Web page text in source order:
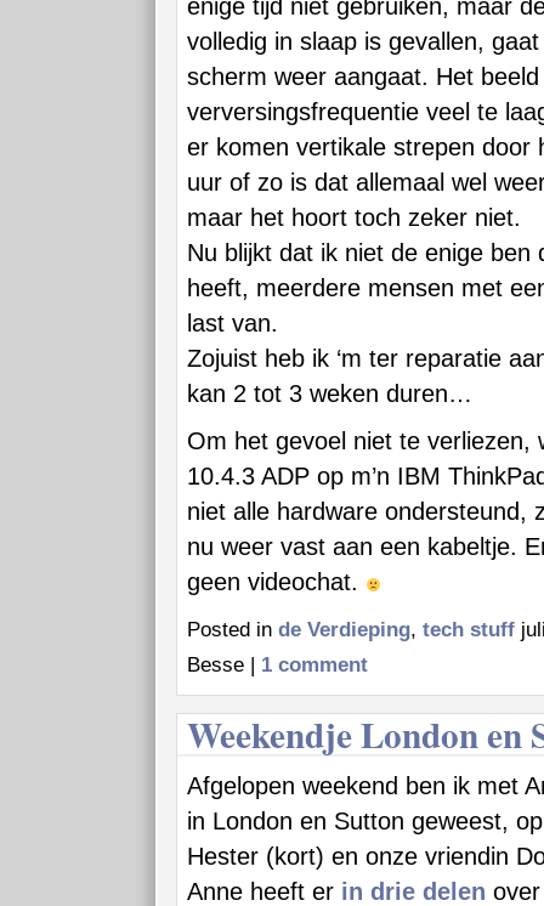
enige tijd niet gebruiken, maar
volledig in slaap is gevallen,
scherm weer aangaat. Het
verversingsfrequentie veel te
er komen vertikale strepen door
uur of zo is dat allemaal wel
maar het hoort toch zeker niet.
Nu blijkt dat ik niet de enige ben
heeft, meerdere mensen met
last van.
Zojuist heb ik ‘m ter reparatie
kan 2 tot 3 weken duren…
Om het gevoel niet te verliezen,
10.4.3 ADP op m’n IBM
niet alle hardware ondersteund,
nu weer vast aan een kabeltje.
geen videochat.
Posted in de Verdieping, tech stuff
Besse | 1 comment
Weekendje London en
Afgelopen weekend ben ik met
in London en Sutton geweest,
Hester (kort) en onze vriendin
Anne heeft er in drie delen